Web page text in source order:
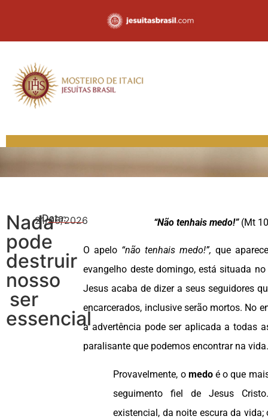
Nada
pode
destruir
nosso
ser
essencial
Data:
21/06/2026 “Não tenhais medo!”(Mt
O apelo “não tenhais medo!”, que
evangelho deste domingo, está situada
Jesus acaba de dizer a seus seguidores
encarcerados, inclusive serão mortos. No
a advertência pode ser aplicada a todas
paralisante que podemos encontrar na
Provavelmente, o medoé o que
seguimento fiel de Jesus
existencial, da noite escura da